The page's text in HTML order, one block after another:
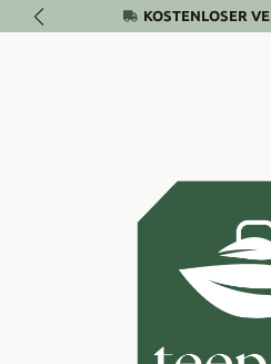
Zum Hauptinhalt springen
KOSTENLOSER